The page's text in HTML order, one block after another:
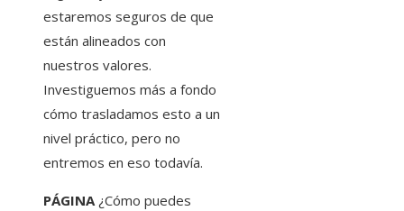
estaremos seguros de que
están alineados con
nuestros valores.
Investiguemos más a fondo
cómo trasladamos esto a un
nivel práctico, pero no
entremos en eso todavía.
PÁGINA¿Cómo puedes